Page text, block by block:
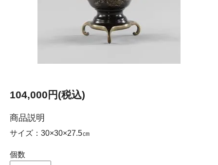
104,000円(税込)
商品説明
サイズ：30×30×27.5㎝
個数